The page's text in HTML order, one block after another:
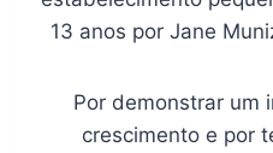
13 anos por Jane
Por demonstrar um
crescimento e por